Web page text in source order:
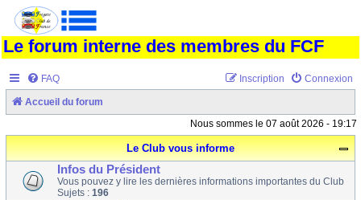
Le forum interne des membres du FCF
FAQ Connexion
Inscription
Accueil du forum
Nous sommes le 07 août 2026 - 19:17
Le Club vous informe
Infos du Président
Vous pouvez y lire les dernières informations importantes du Club
Sujets : 196